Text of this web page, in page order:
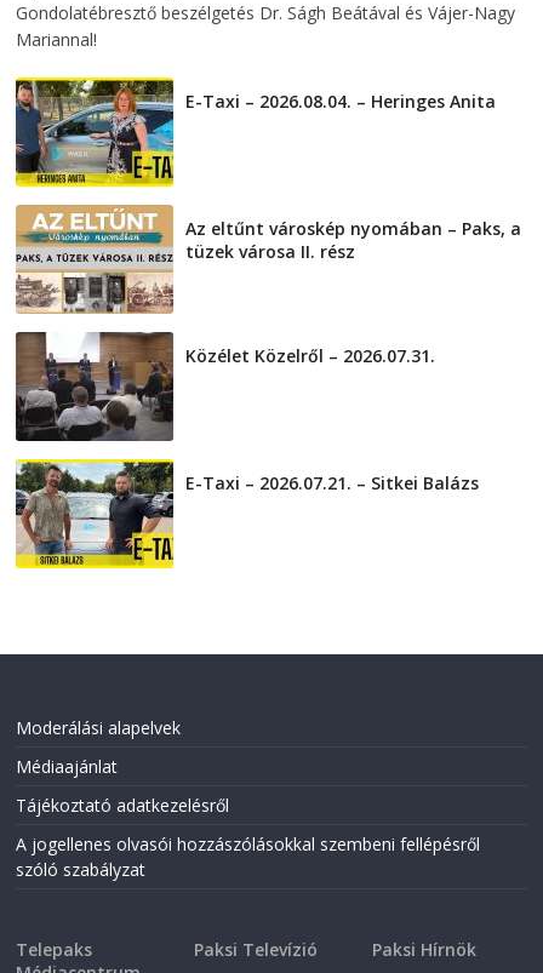
Gondolatébresztő beszélgetés Dr. Ságh Beátával és Vájer-Nagy
Mariannal!
E-Taxi – 2026.08.04. – Heringes Anita
Az eltűnt városkép nyomában – Paks, a
tüzek városa II. rész
Közélet Közelről – 2026.07.31.
E-Taxi – 2026.07.21. – Sitkei Balázs
Moderálási alapelvek
Médiaajánlat
Tájékoztató adatkezelésről
A jogellenes olvasói hozzászólásokkal szembeni fellépésről
szóló szabályzat
Telepaks
Paksi Televízió Paksi Hírnök